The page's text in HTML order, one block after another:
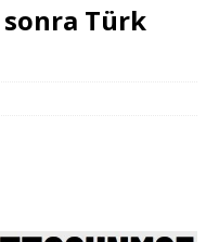
sonra Türk